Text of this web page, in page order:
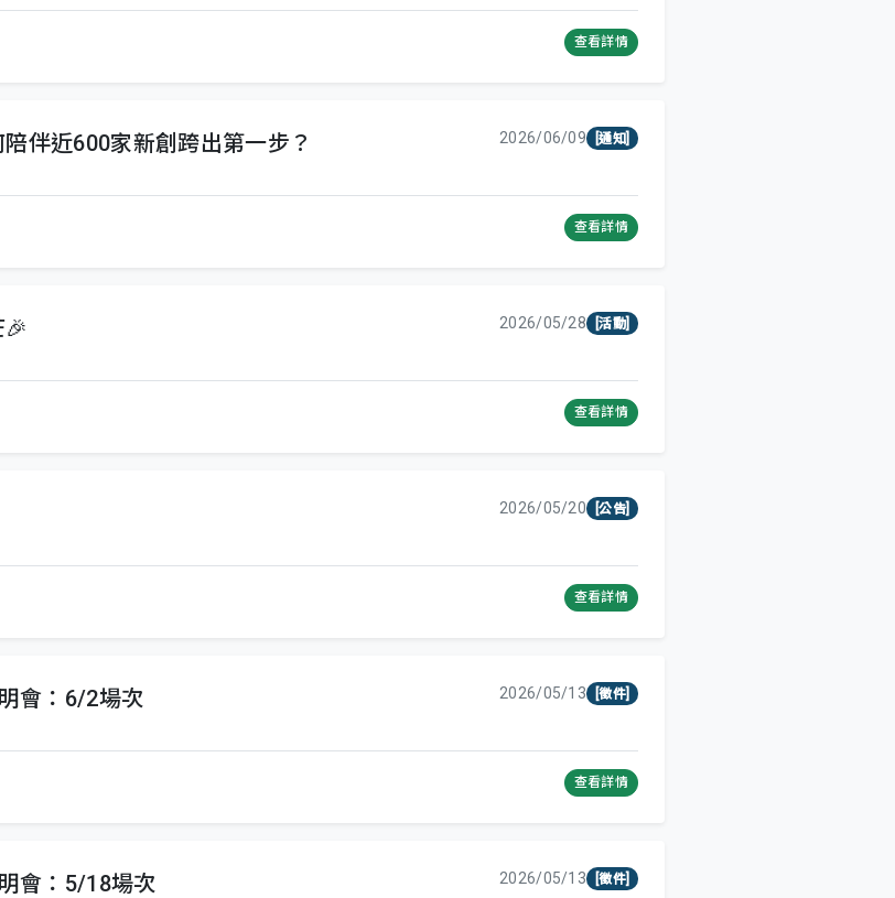
查看詳情
伴近600家新創跨出第一步？ 2026/06/09 [通知]
查看詳情
2026/05/28 [活動]
查看詳情
2026/05/20 [公告]
查看詳情
會：6/2場次 2026/05/13 [徵件]
查看詳情
會：5/18場次 2026/05/13 [徵件]